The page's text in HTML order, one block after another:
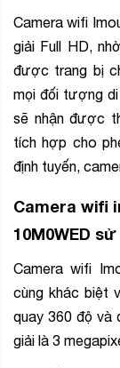
Camera wifi
giải Full HD,
được trang bị
mọi đối tượng
sẽ nhận được
tích hợp cho
định tuyến,
Camera wifi
10M0WED
Camera wifi
cùng khác biệt
quay 360 độ và
giải là 3